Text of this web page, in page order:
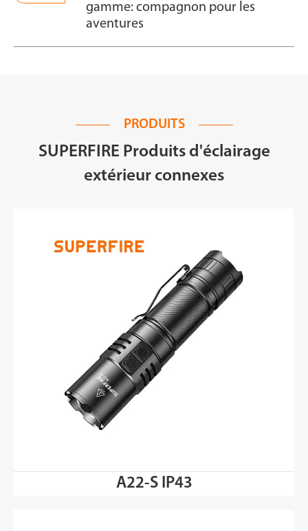
gamme: compagnon pour les
aventures
PRODUITS
SUPERFIRE Produits d'éclairage
extérieur connexes
A22-S IP43